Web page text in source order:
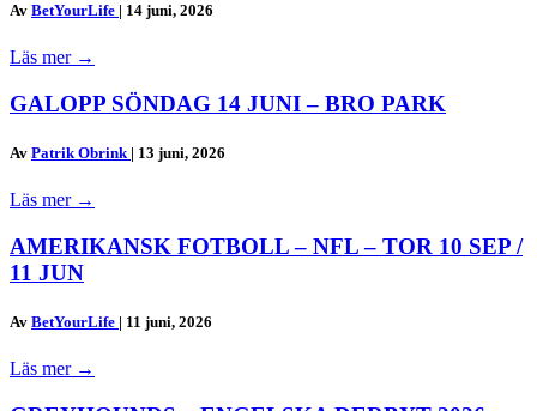
Av BetYourLife | 14 juni, 2026
Läs mer →
GALOPP SÖNDAG 14 JUNI – BRO PARK
Av Patrik Obrink | 13 juni, 2026
Läs mer →
AMERIKANSK FOTBOLL – NFL – TOR 10 SEP /
11 JUN
Av BetYourLife | 11 juni, 2026
Läs mer →